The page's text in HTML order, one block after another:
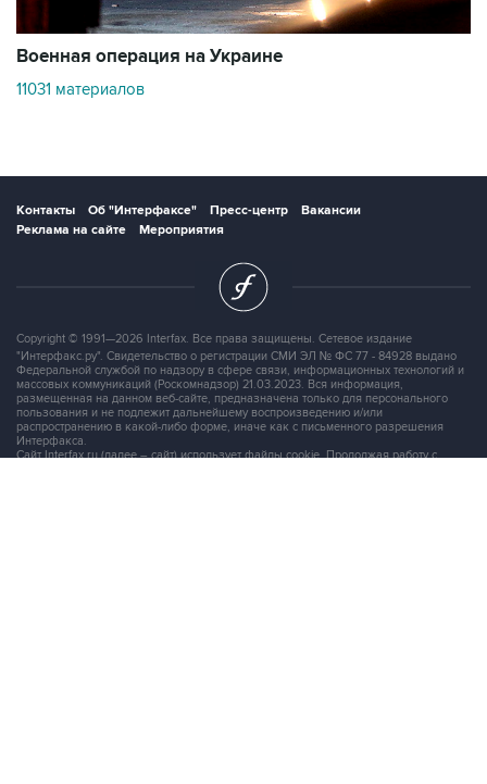
Военная операция на Украине
11031 материалов
Контакты Об "Интерфаксе" Пресс-центр
Вакансии
Реклама на сайте
Мероприятия
Copyright © 1991—2026 Interfax. Все права защищены. Сетевое издание
"Интерфакс.ру". Свидетельство о регистрации СМИ ЭЛ № ФС 77 - 84928 выдано
Федеральной службой по надзору в сфере связи, информационных технологий и
массовых коммуникаций (Роскомнадзор) 21.03.2023. Вся информация,
размещенная на данном веб-сайте, предназначена только для персонального
пользования и не подлежит дальнейшему воспроизведению и/или
распространению в какой-либо форме, иначе как с письменного разрешения
Интерфакса.
Сайт Interfax.ru (далее – сайт) использует файлы cookie. Продолжая работу с